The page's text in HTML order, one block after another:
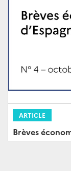
ARTICLE
Brèves